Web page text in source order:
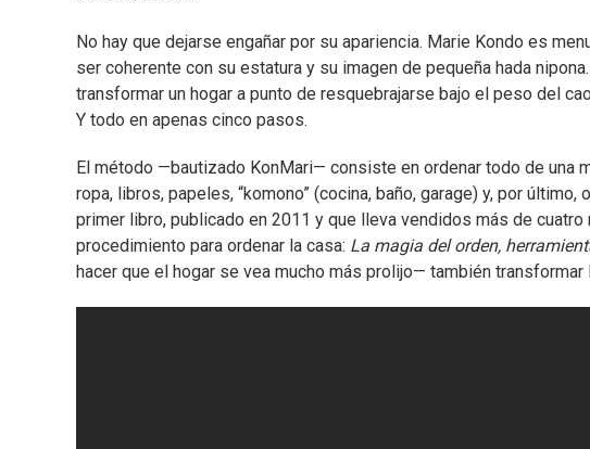
No hay que dejarse engañar por su apariencia. Marie Kondo es
ser coherente con su estatura y su imagen de pequeña hada
transformar un hogar a punto de resquebrajarse bajo el peso del
Y todo en apenas cinco pasos.
El método —bautizado KonMari— consiste en ordenar todo de una
ropa, libros, papeles, “komono” (cocina, baño, garage) y, por
primer libro, publicado en 2011 y que lleva vendidos más de
procedimiento para ordenar la casa: La magia del orden,
hacer que el hogar se vea mucho más prolijo— también